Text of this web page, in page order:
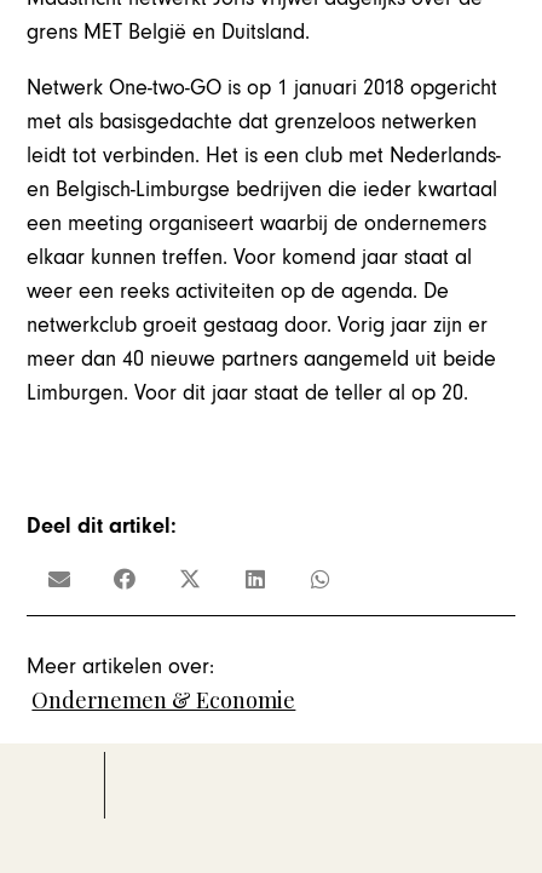
grens MET België en Duitsland.
Netwerk One-two-GO is op 1 januari 2018 opgericht
met als basisgedachte dat grenzeloos netwerken
leidt tot verbinden. Het is een club met Nederlands-
en Belgisch-Limburgse bedrijven die ieder kwartaal
een meeting organiseert waarbij de ondernemers
elkaar kunnen treffen. Voor komend jaar staat al
weer een reeks activiteiten op de agenda. De
netwerkclub groeit gestaag door. Vorig jaar zijn er
meer dan 40 nieuwe partners aangemeld uit beide
Limburgen. Voor dit jaar staat de teller al op 20.
Deel dit artikel:
Meer artikelen over:
Ondernemen & Economie